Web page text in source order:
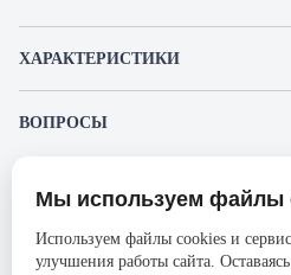
ХАРАКТЕРИСТИКИ
Производитель
Серия
ВОПРОСЫ
Пожалуйста, авторизуйтесь
Представленные изображения и
без предварительного уведомления.
ответственности в случае не соответствия
Мы используем файлы
Используем файлы cookies и
улучшения работы сайта.